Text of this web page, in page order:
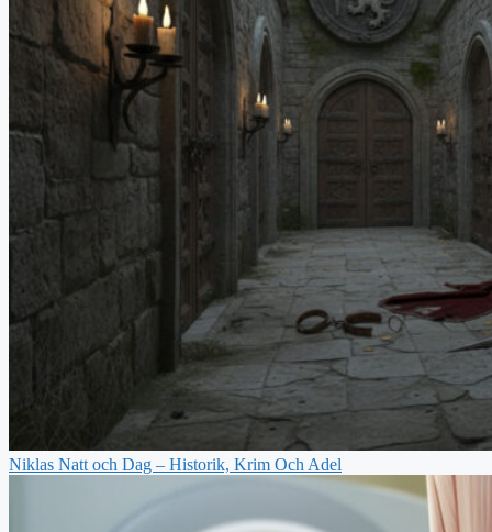
Niklas Natt och Dag – Historik, Krim Och Adel